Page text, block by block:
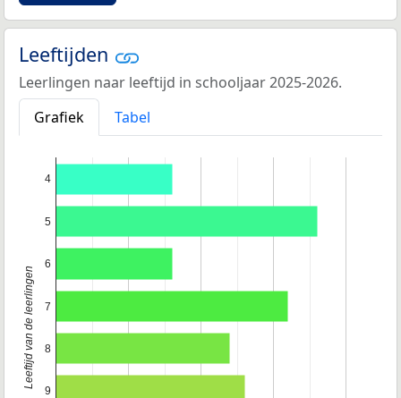
Leeftijden
Leerlingen naar leeftijd in schooljaar 2025-2026.
Grafiek
Tabel
4
5
6
7
8
9
Leeftijd van de leerlingen